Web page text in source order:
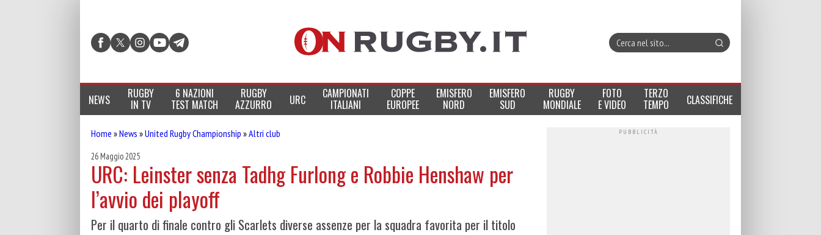
NEWS RUGBY
IN TV
6 NAZIONI
TEST MATCH
RUGBY
AZZURRO URC CAMPIONATI
ITALIANI
COPPE
EUROPEE
EMISFERO
NORD
EMISFERO
SUD
RUGBY
MONDIALE
FOTO
E VIDEO
TERZO
TEMPO CLASSIFICHE
Home »News »United Rugby Championship »Altri club
26 Maggio 2025
URC: Leinster senza Tadhg Furlong e Robbie Henshaw per
l’avvio dei playoff
Per il quarto di finale contro gli Scarlets diverse assenze per la squadra favorita per il titolo